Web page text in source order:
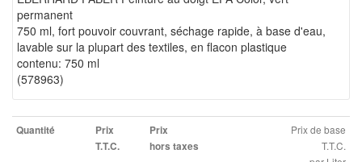
permanent
750 ml, fort pouvoir couvrant, séchage rapide, à base d'eau,
lavable sur la plupart des textiles, en flacon plastique
contenu: 750 ml
(578963)
Quantité
Prix
T.T.C.
Prix
hors taxes
Prix de base
T.T.C.